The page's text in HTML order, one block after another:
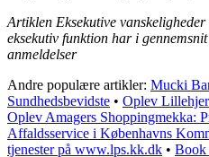
Artiklen Eksekutive
eksekutiv funktion har i
anmeldelser
Andre populære artikler: Mucki
Sundhedsbevidste • Oplev
Oplev Amagers Shoppingmekka:
Affaldsservice i Københavns
tjenester på www.lps.kk.dk • Book